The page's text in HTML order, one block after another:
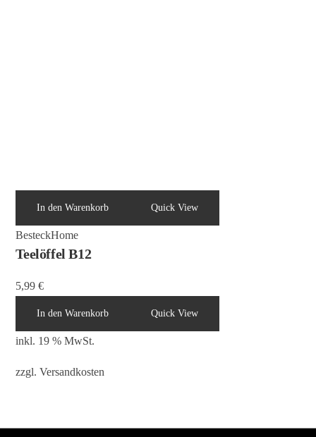
In den Warenkorb Quick View
BesteckHome
Teelöffel B12
5,99€
In den Warenkorb Quick View
inkl. 19 % MwSt.
zzgl.Versandkosten